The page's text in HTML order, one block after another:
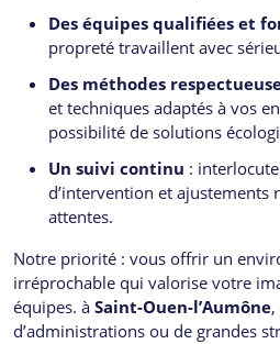
Des équipes qualifiées et
propreté travaillent avec
Des méthodes
et techniques adaptés à vos
possibilité de solutions
Un suivi continu :
d’intervention et ajustements
attentes.
Notre priorité : vous offrir un
irréprochable qui valorise votre
équipes. à Saint-Ouen-l’Aumône,
d’administrations ou de grandes